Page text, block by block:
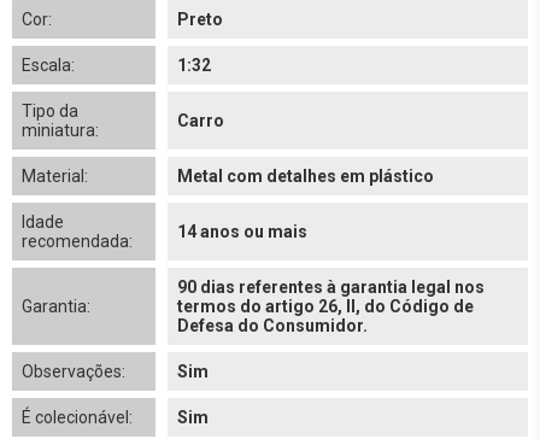
Cor: Preto
Escala: 1:32
Tipo da
miniatura:
Carro
Material: Metal com detalhes em plástico
Idade
recomendada:
14 anos ou mais
Garantia:
90 dias referentes à garantia legal nos
termos do artigo 26, II, do Código de
Defesa do Consumidor.
Observações: Sim
É colecionável: Sim